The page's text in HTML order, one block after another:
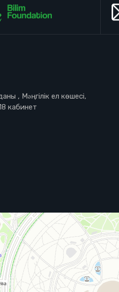
, Мəңгілік ел көшесі,
кабинет